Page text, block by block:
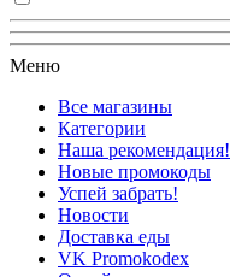
Меню
Все магазины
Категории
Наша рекомендация!
Новые промокоды
Успей забрать!
Новости
Доставка еды
VK Promokodex